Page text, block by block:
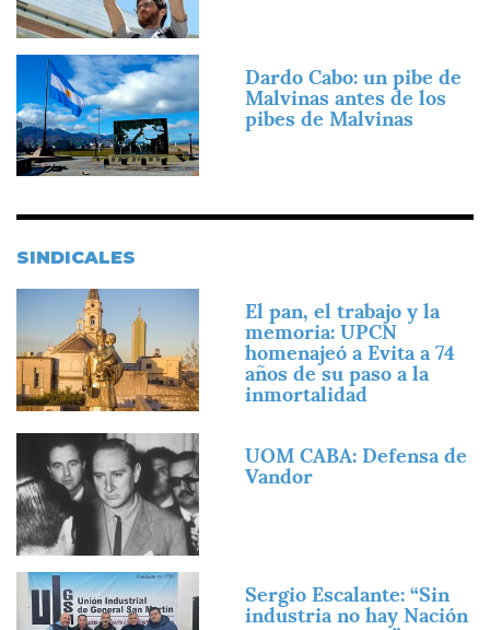
Imagen
Dardo Cabo: un pibe de
Malvinas antes de los
pibes de Malvinas
SINDICALES
El pan, el trabajo y la
memoria: UPCN
homenajeó a Evita a 74
años de su paso a la
inmortalidad
Imagen
UOM CABA: Defensa de
Vandor
Imagen
Sergio Escalante: “Sin
industria no hay Nación